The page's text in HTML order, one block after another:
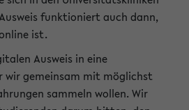
funktioniert auch dann,
ist.
Ausweis in eine
wir gemeinsam mit möglichst
sammeln wollen. Wir